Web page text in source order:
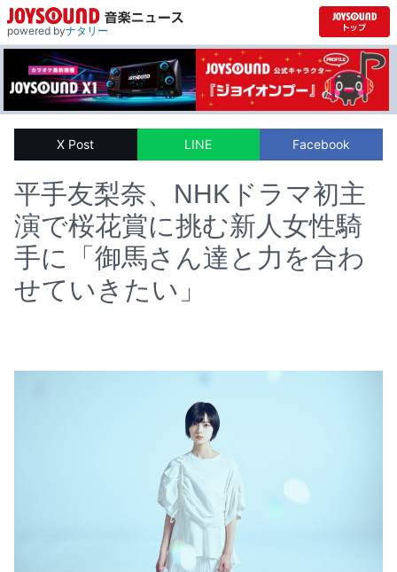
powered byナタリー
X Post LINE Facebook
平手友梨奈、NHKドラマ初主
演で桜花賞に挑む新人女性騎
手に「御馬さん達と力を合わ
せていきたい」